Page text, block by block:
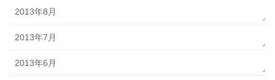
2013年8月
2013年7月
2013年6月